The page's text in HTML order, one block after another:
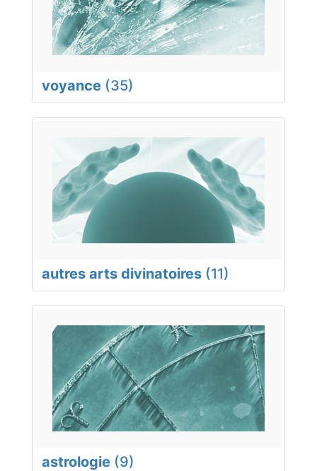
voyance (35)
autres arts divinatoires (11)
astrologie (9)